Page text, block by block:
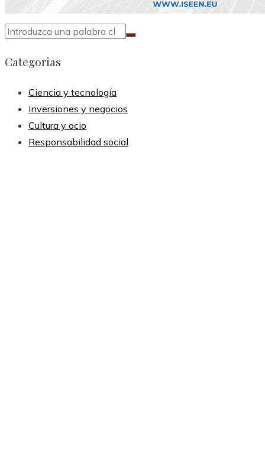
Categorias
Ciencia y tecnología
Inversiones y negocios
Cultura y ocio
Responsabilidad social